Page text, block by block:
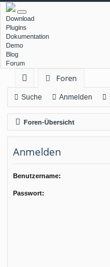
Download
Plugins
Dokumentation
Demo
Blog
Forum
ch
ne
llz
ug
Foren
Suche Anmelden
Foren-Übersicht
Anmelden
Benutzername:
Passwort: